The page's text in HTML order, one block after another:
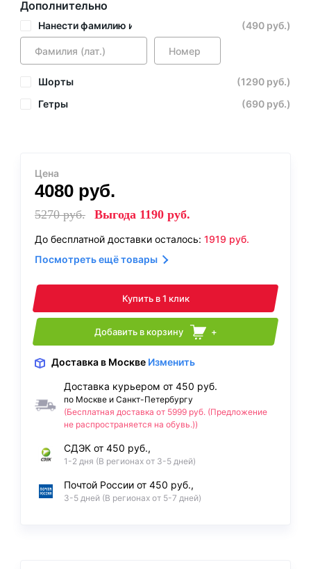
Дополнительно
Нанести фамилию и номер (490 руб.)
Шорты
(1290 руб.)
Гетры
(690 руб.)
Цена
4080 руб.
5270руб. Выгода 1190 руб.
До бесплатной доставки осталось: 1919 руб.
Посмотреть ещё товары
Купить в 1 клик
Добавить в корзину +
Доставка в Москве Изменить
Доставка курьером от 450 руб.
по Москве и Санкт-Петербургу
(Бесплатная доставка от 5999 руб. (Предложение
не распространяется на обувь.))
СДЭК от 450 руб.,
1-2 дня (В регионах от 3-5 дней)
Почтой России от 450 руб.,
3-5 дней (В регионах от 5-7 дней)